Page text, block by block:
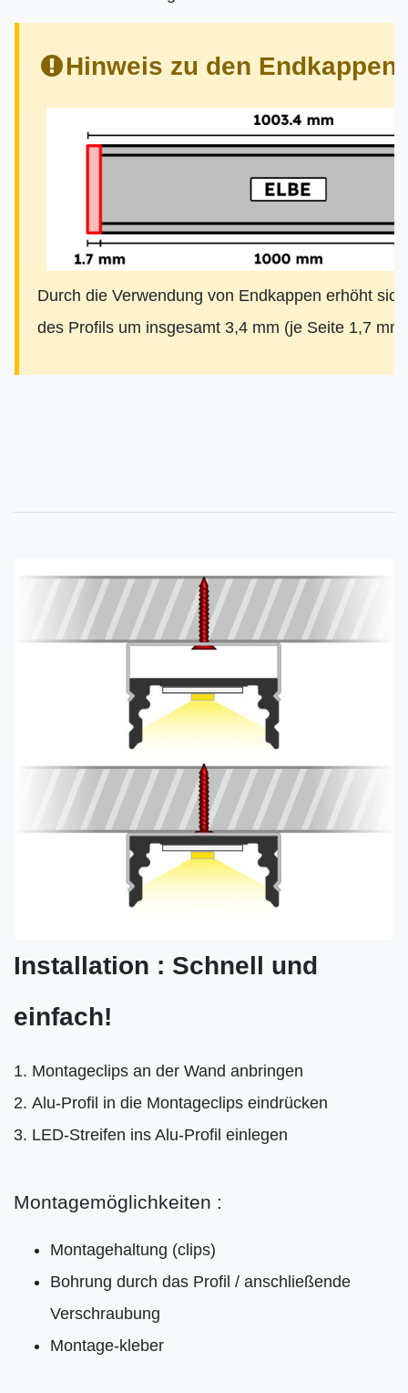
Hinweis zu den Endkappen:
Durch die Verwendung von Endkappen erhöht
des Profils um insgesamt 3,4 mm (je Seite 1,7
Installation : Schnell und
einfach!
Montageclips an der Wand anbringen
Alu-Profil in die Montageclips eindrücken
LED-Streifen ins Alu-Profil einlegen
Montagemöglichkeiten :
Montagehaltung (clips)
Bohrung durch das Profil / anschließende
Verschraubung
Montage-kleber